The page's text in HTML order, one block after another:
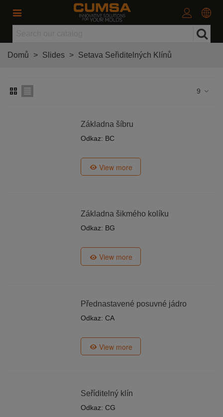
Domů > Slides > Setava Seřiditelných Klínů
9
Základna šíbru
Odkaz: BC
View more
Základna šikmého kolíku
Odkaz: BG
View more
Přednastavené posuvné jádro
Odkaz: CA
View more
Seříditelný klín
Odkaz: CG